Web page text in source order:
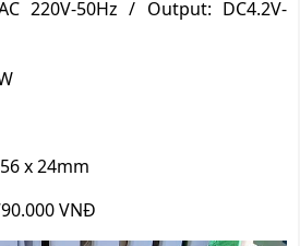
220V-50Hz / Output: DC4.2V-
x 24mm
VNĐ